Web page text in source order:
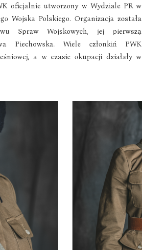
oficjalnie utworzony w Wydziale PR w
Wojska Polskiego. Organizacja została
Spraw Wojskowych, jej pierwszą
Piechowska. Wiele członkiń PWK
a w czasie okupacji działały w